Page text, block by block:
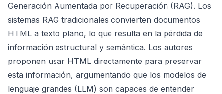
Generación Aumentada por Recuperación (RAG). Los
sistemas RAG tradicionales convierten documentos
HTML a texto plano, lo que resulta en la pérdida de
información estructural y semántica. Los autores
proponen usar HTML directamente para preservar
esta información, argumentando que los modelos de
lenguaje grandes (LLM) son capaces de entender